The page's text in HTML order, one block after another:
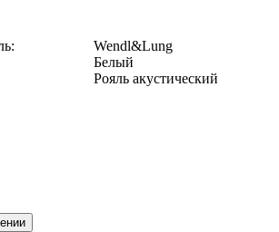
Wendl&Lung
Белый
Рояль акустический